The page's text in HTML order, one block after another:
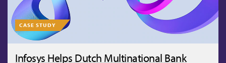
CASE STUDY
Infosys Helps Dutch Multinational Bank